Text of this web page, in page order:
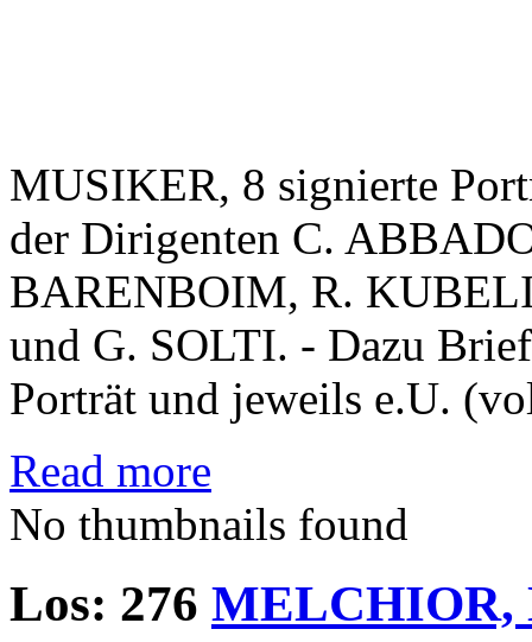
MUSIKER, 8 signierte
der Dirigenten C.
BARENBOIM, R.
und G. SOLTI. - Dazu
Porträt und jeweils e.U.
Read more
No thumbnails found
Los: 276 MELCHIOR,